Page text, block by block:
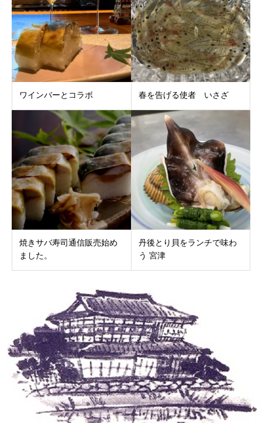
ワインバーとコラボ 春を告げる使者 いさざ
焼きサバ寿司通信販売始め
ました。
丹後とり貝をランチで味わ
う 宮津